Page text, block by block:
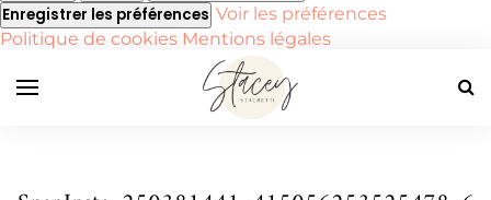
Enregistrer les préférences Voir les préférences
Politique de cookies Mentions légales